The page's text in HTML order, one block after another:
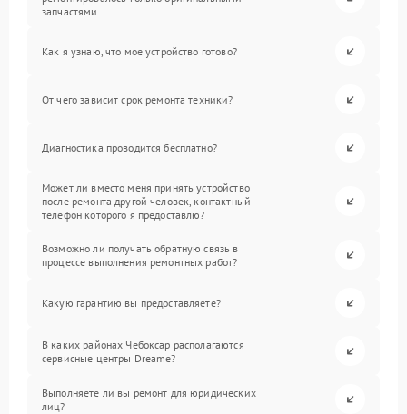
запчастями.
Как я узнаю, что мое устройство готово?
От чего зависит срок ремонта техники?
Диагностика проводится бесплатно?
Может ли вместо меня принять устройство
после ремонта другой человек, контактный
телефон которого я предоставлю?
Возможно ли получать обратную связь в
процессе выполнения ремонтных работ?
Какую гарантию вы предоставляете?
В каких районах Чебоксар располагаются
сервисные центры Dreame?
Выполняете ли вы ремонт для юридических
лиц?